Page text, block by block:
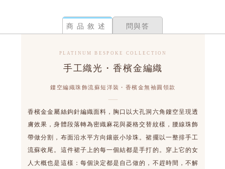
商品敘述 問與答